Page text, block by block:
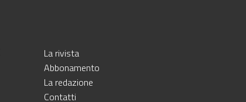
La rivista
Abbonamento
La redazione
Contatti